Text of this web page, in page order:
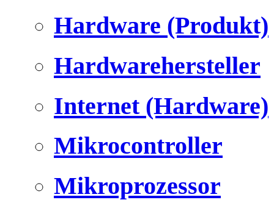
Hardware (Produkt)
Hardwarehersteller
Internet (Hardware)
Mikrocontroller
Mikroprozessor